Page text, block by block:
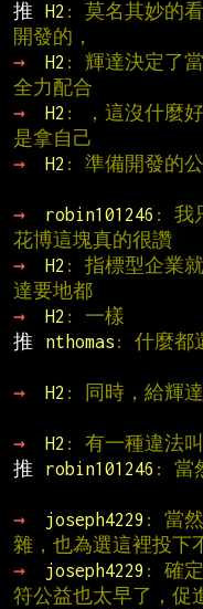
推
H2 : 莫名其妙的
開發的，
→
H2 : 輝達決定了
全力配合
→
H2 : ，這沒什麼
是拿自己
→
H2 : 準備開發的
→
robin101246 : 我
花博這塊真的很讚
→
H2 : 指標型企業
達要地都
→
H2 : 一樣
推
nthomas : 什麼都
→
H2 : 同時，給輝
→
H2 : 有一種違法
推
robin101246 : 當
→
joseph4229 : 當
雜，也為選這裡投下
→
joseph4229 : 確
符公益也太早了，促